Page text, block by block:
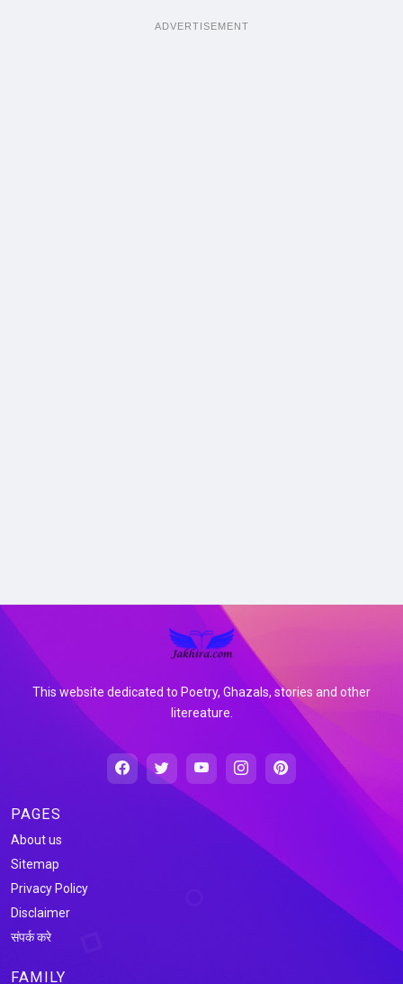
ADVERTISEMENT
This website dedicated to Poetry, Ghazals, stories and other
litereature.
PAGES
About us
Sitemap
Privacy Policy
Disclaimer
संपर्क करे
FAMILY